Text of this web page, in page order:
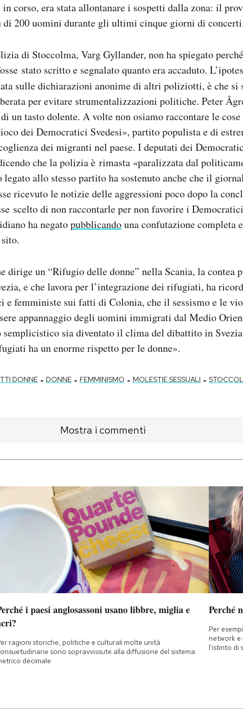
corso, era stata allontanare i sospetti dalla zona: il
di 200 uomini durante gli ultimi cinque giorni di
di Stoccolma, Varg Gyllander, non ha spiegato
stato scritto e segnalato quanto era accaduto.
sulle dichiarazioni anonime di altri poliziotti, è che si
per evitare strumentalizzazioni politiche. Peter
un tasto dolente. A volte non osiamo raccontare le cose
dei Democratici Svedesi», partito populista e di
dei migranti nel paese. I deputati dei
che la polizia è rimasta «paralizzata dal
allo stesso partito ha sostenuto anche che il
ricevuto le notizie delle aggressioni poco dopo la
scelto di non raccontarle per non favorire i
ha negatopubblicandouna confutazione completa e
dirige un “Rifugio delle donne” nella Scania, la contea
e che lavora per l’integrazione dei rifugiati, ha
e femministe sui fatti di Colonia, che il sessismo e le
appannaggio degli uomini immigrati dal Medio
semplicistico sia diventato il clima del dibattito in
ha un enorme rispetto per le donne».
DONNE - DONNE - FEMMINISMO - MOLESTIE SESSUALI -
Mostra i commenti
i paesi anglosassoni usano libbre, miglia e
ragioni storiche, politiche e culturali molte unità
sono sopravvissute alla diffusione del sistema
decimale
Perché
Per
network e
l'istinto di